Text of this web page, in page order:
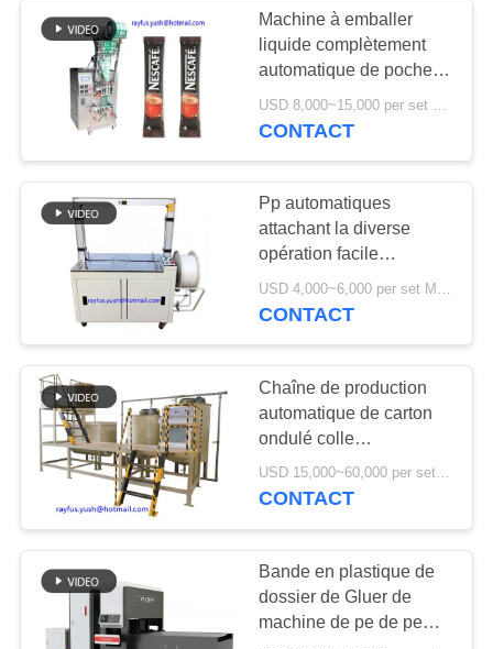
NOUVELLES
DEMANDEZ
CITATION
PLAN
PRIVACY
POLICY
machine de gluer de
dossier de carton
14
Imprimante Slotter
Die Cutter de Flexo
machine ondulée de
14
Machine à emballer
liquide complètement
automatique de poche
pour le café Sugar
Condiment de poudre
CONTACT
Pp automatiques
attachant la diverse
opération facile
matérielle d'éventail de
machine
USD 4,000~6,000 per set MOQ:1 ensemble
CONTACT
Chaîne de production
automatique de carton
ondulé colle
d'approvisionnement de
système de cuisine de
USD 15,000~60,000 per set MOQ:1 ensemble
CONTACT
Bande en plastique de
dossier de Gluer de
machine de pe de pe